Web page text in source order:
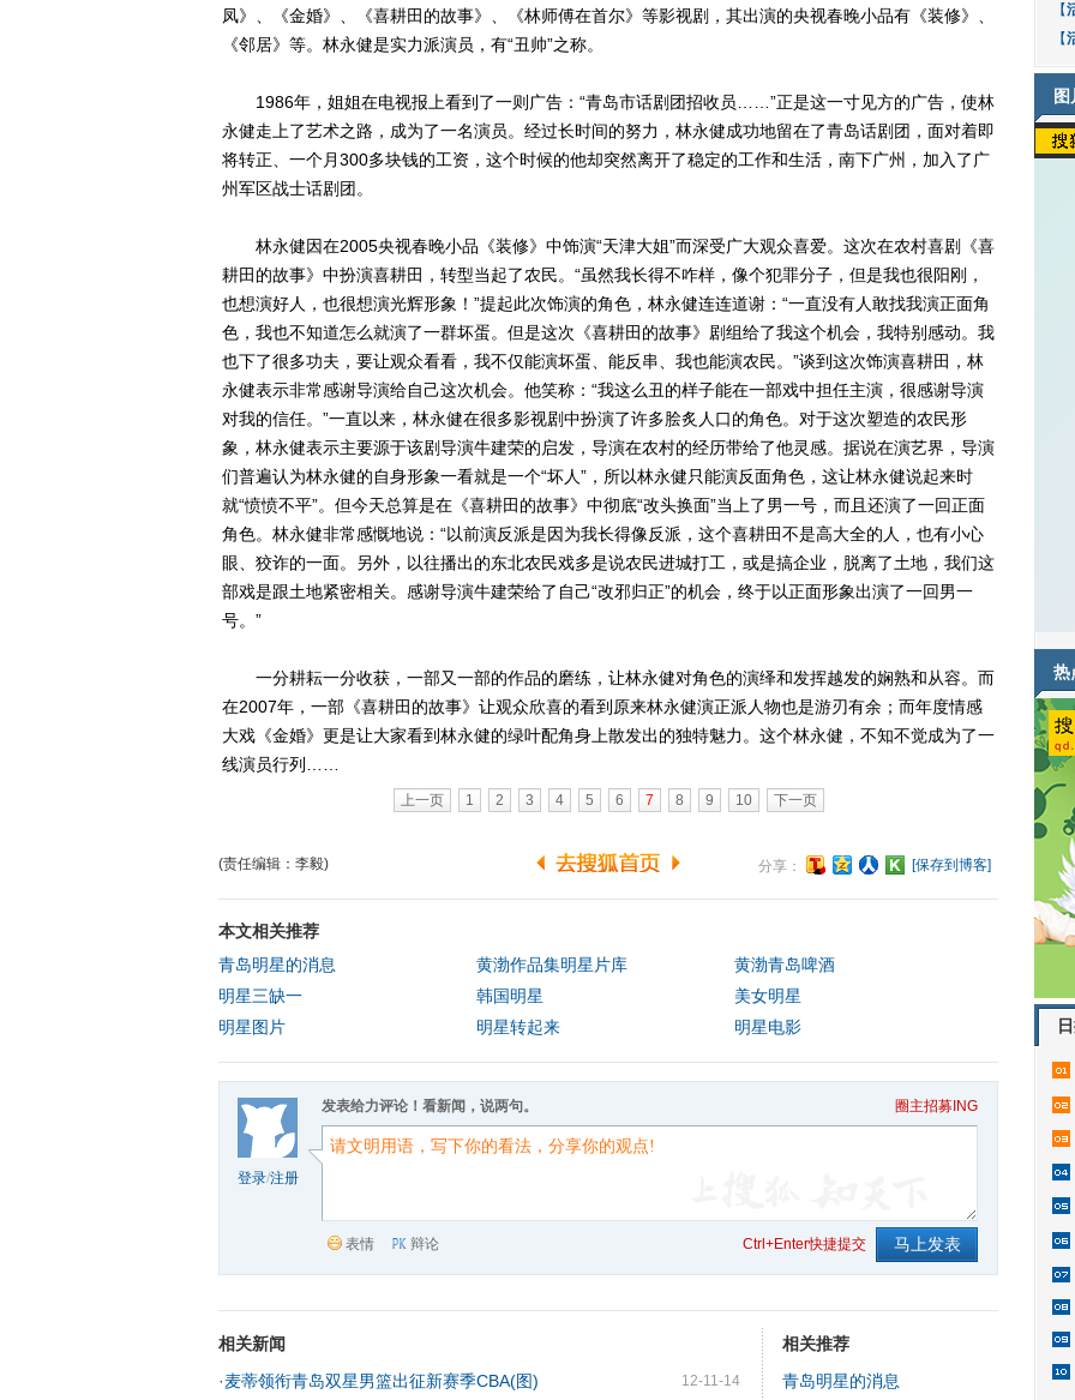
凤》、《金婚》、《喜耕田的故事》、《林师傅在首尔》等影视剧，其出演的央视春晚小品有《装修》、
《邻居》等。林永健是实力派演员，有“丑帅”之称。
1986年，姐姐在电视报上看到了一则广告：“青岛市话剧团招收员……”正是这一寸见方的广告，使林
永健走上了艺术之路，成为了一名演员。经过长时间的努力，林永健成功地留在了青岛话剧团，面对着即
将转正、一个月300多块钱的工资，这个时候的他却突然离开了稳定的工作和生活，南下广州，加入了广
州军区战士话剧团。
林永健因在2005央视春晚小品《装修》中饰演“天津大姐”而深受广大观众喜爱。这次在农村喜剧《喜
耕田的故事》中扮演喜耕田，转型当起了农民。“虽然我长得不咋样，像个犯罪分子，但是我也很阳刚，
也想演好人，也很想演光辉形象！”提起此次饰演的角色，林永健连连道谢：“一直没有人敢找我演正面角
色，我也不知道怎么就演了一群坏蛋。但是这次《喜耕田的故事》剧组给了我这个机会，我特别感动。我
也下了很多功夫，要让观众看看，我不仅能演坏蛋、能反串、我也能演农民。”谈到这次饰演喜耕田，林
永健表示非常感谢导演给自己这次机会。他笑称：“我这么丑的样子能在一部戏中担任主演，很感谢导演
对我的信任。”一直以来，林永健在很多影视剧中扮演了许多脍炙人口的角色。对于这次塑造的农民形
象，林永健表示主要源于该剧导演牛建荣的启发，导演在农村的经历带给了他灵感。据说在演艺界，导演
们普遍认为林永健的自身形象一看就是一个“坏人”，所以林永健只能演反面角色，这让林永健说起来时
就“愤愤不平”。但今天总算是在《喜耕田的故事》中彻底“改头换面”当上了男一号，而且还演了一回正面
角色。林永健非常感慨地说：“以前演反派是因为我长得像反派，这个喜耕田不是高大全的人，也有小心
眼、狡诈的一面。另外，以往播出的东北农民戏多是说农民进城打工，或是搞企业，脱离了土地，我们这
部戏是跟土地紧密相关。感谢导演牛建荣给了自己“改邪归正”的机会，终于以正面形象出演了一回男一
号。”
一分耕耘一分收获，一部又一部的作品的磨练，让林永健对角色的演绎和发挥越发的娴熟和从容。而
在2007年，一部《喜耕田的故事》让观众欣喜的看到原来林永健演正派人物也是游刃有余；而年度情感
大戏《金婚》更是让大家看到林永健的绿叶配角身上散发出的独特魅力。这个林永健，不知不觉成为了一
线演员行列……
上一页 1 2 3 4 5 6 7 8 9 10 下一页
(责任编辑：李毅) 分享： [保存到博客]
本文相关推荐
青岛明星的消息
黄渤作品集明星片库
黄渤青岛啤酒
明星三缺一
韩国明星
美女明星
明星图片
明星转起来 明星电影
登录/注册
发表给力评论！看新闻，说两句。 圈主招募ING
表情 辩论 Ctrl+Enter快捷提交
相关新闻
12-11-14
·麦蒂领衔青岛双星男篮出征新赛季CBA(图)
相关推荐
青岛明星的消息
【
【
热